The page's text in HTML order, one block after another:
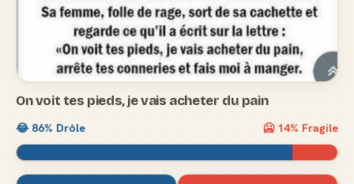
On voit tes pieds, je vais acheter du pain
😂 86% Drôle 🥶 14% Fragile